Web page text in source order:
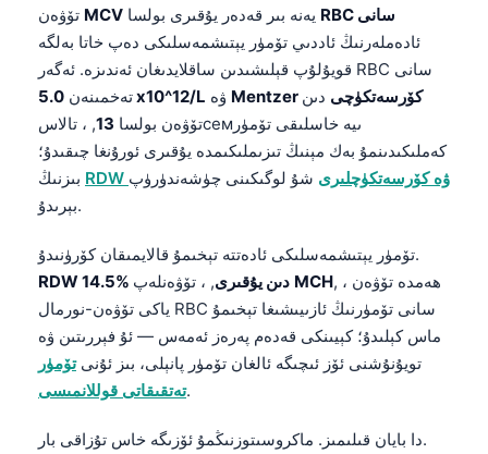
MCV
RBC سانى
ئادەملەرنىڭ ئاددىي تۆمۈر يېتىشمەسلىكى دەپ خاتا بەلگە
قويۇلۇپ قېلىشىدىن ساقلايدىغان ئەندىزە. ئەگەر RBC سانى
تەخمىنەن5.0 x10^12/L Mentzer كۆرسەتكۈچى دىن
تۆۋەن بولسا 13, ، تالاسсемىيە خاسلىقى تۆمۈر
كەملىكىدىنمۇ بەك مېنىڭ تىزىملىكىمدە يۇقىرى ئورۇنغا چىقىدۇ؛
RDW ۋە كۆرسەتكۈچلىرى شۇ لوگىكىنى چۈشەندۈرۈپ
بېرىدۇ.
تۆمۈر يېتىشمەسلىكى ئادەتتە تېخىمۇ قالايمىقان كۆرۈنىدۇ.
RDW 14.5% دىن يۇقىرى MCH, ، ھەمدە تۆۋەن
ياكى تۆۋەن-نورمال RBC سانى تۆمۈرنىڭ ئازىيىشىغا تېخىمۇ
ماس كېلىدۇ؛ كېيىنكى قەدەم پەرەز ئەمەس — ئۇ فېررىتىن ۋە
تويۇنۇشنى ئۆز ئىچىگە ئالغان تۆمۈر پانېلى، بىز ئۇنىتۆمۈر
تەتقىقاتى قوللانمىسى.
دا بايان قىلىمىز. ماكروسىتوزنىڭمۇ ئۆزىگە خاس تۇزاقى بار.